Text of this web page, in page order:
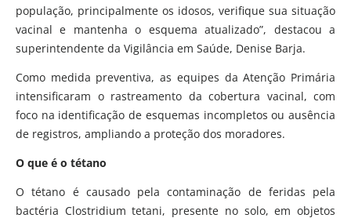
população, principalmente os idosos, verifique sua situação
vacinal e mantenha o esquema atualizado”, destacou a
superintendente da Vigilância em Saúde, Denise Barja.
Como medida preventiva, as equipes da Atenção Primária
intensificaram o rastreamento da cobertura vacinal, com
foco na identificação de esquemas incompletos ou ausência
de registros, ampliando a proteção dos moradores.
O que é o tétano
O tétano é causado pela contaminação de feridas pela
bactéria Clostridium tetani, presente no solo, em objetos